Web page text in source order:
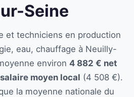
Seine
et techniciens en production
eau, chauffage à Neuilly-
environ 4 882 € net
salaire moyen local (4 508 €).
la moyenne nationale du